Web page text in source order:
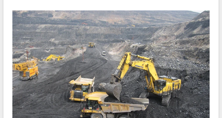
HỆ THỐNG VĂN BẢN
VĂN BẢN HĐND TỈNH
ĐIỂM TIN VĂN BẢN
QUY HOẠCH - KẾ HOẠCH